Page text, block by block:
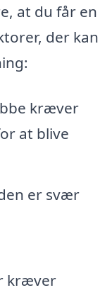
at du får en
der kan
kræver
at blive
er svær
kræver